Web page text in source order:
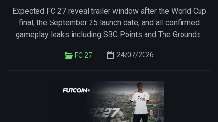
Expected FC 27 reveal trailer window after the World Cup
final, the September 25 launch date, and all confirmed
gameplay leaks including SBC Points and The Grounds.
FC 27 24/07/2026